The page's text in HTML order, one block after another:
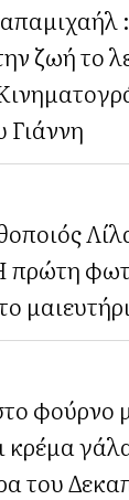
ζωή το
Γιάννη
πρώτη
φούρνο
κρέμα
του